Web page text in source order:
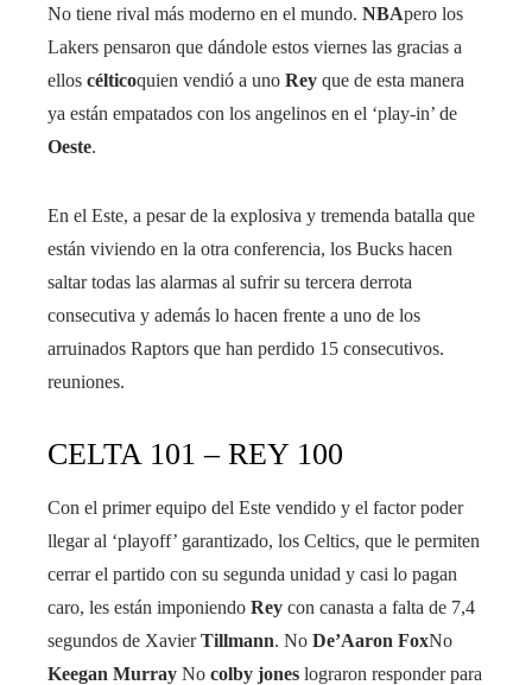
No tiene rival más moderno en el mundo. NBApero los
Lakers pensaron que dándole estos viernes las gracias a
ellos célticoquien vendió a uno Rey que de esta manera
ya están empatados con los angelinos en el ‘play-in’ de
Oeste.
En el Este, a pesar de la explosiva y tremenda batalla que
están viviendo en la otra conferencia, los Bucks hacen
saltar todas las alarmas al sufrir su tercera derrota
consecutiva y además lo hacen frente a uno de los
arruinados Raptors que han perdido 15 consecutivos.
reuniones.
CELTA 101 – REY 100
Con el primer equipo del Este vendido y el factor poder
llegar al ‘playoff’ garantizado, los Celtics, que le permiten
cerrar el partido con su segunda unidad y casi lo pagan
caro, les están imponiendo Rey con canasta a falta de 7,4
segundos de XavierTillmann. No De’Aaron FoxNo
Keegan Murray No colby jones lograron responder para